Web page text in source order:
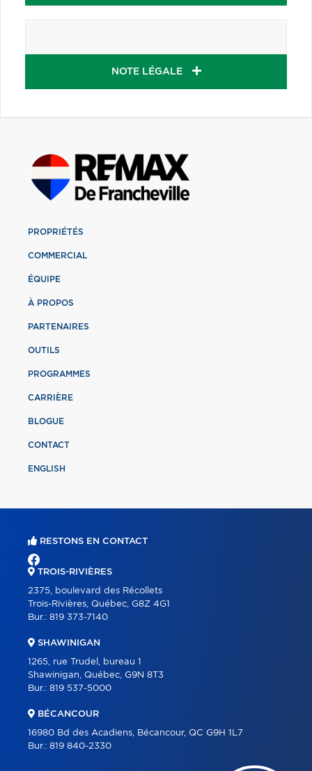
NOTE LÉGALE
PROPRIÉTÉS
COMMERCIAL
ÉQUIPE
À PROPOS
PARTENAIRES
OUTILS
PROGRAMMES
CARRIÈRE
BLOGUE
CONTACT
ENGLISH
RESTONS EN CONTACT
TROIS-RIVIÈRES
2375, boulevard des Récollets
Trois-Rivières, Québec, G8Z 4G1
Bur.: 819 373-7140
SHAWINIGAN
1265, rue Trudel, bureau 1
Shawinigan, Québec, G9N 8T3
Bur.: 819 537-5000
BÉCANCOUR
16980 Bd des Acadiens, Bécancour, QC G9H 1L7
Bur.: 819 840-2330